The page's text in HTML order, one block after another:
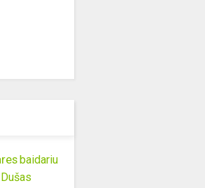
baidariu
Dušas